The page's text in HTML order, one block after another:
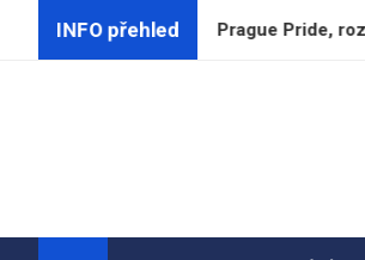
INFO přehled
podporu Prague Pride, rozpočet